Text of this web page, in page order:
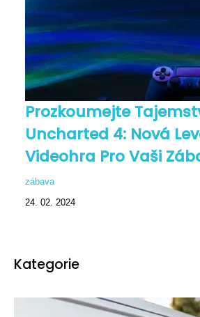
Prozkoumejte
Uncharted 4: Nová
Videohra Pro Vaši
zábava
24. 02. 2024
Kategorie